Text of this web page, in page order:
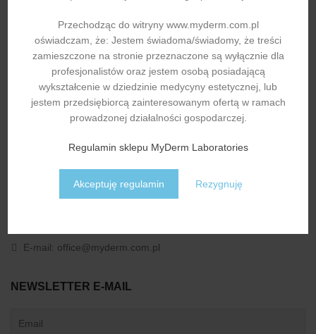
Przechodząc do witryny www.myderm.com.pl
oświadczam, że: Jestem świadoma/świadomy, że treści
zamieszczone na stronie przeznaczone są wyłącznie dla
profesjonalistów oraz jestem osobą posiadającą
wykształcenie w dziedzinie medycyny estetycznej, lub
jestem przedsiębiorcą zainteresowanym ofertą w ramach
prowadzonej działalności gospodarczej.
Regulamin sklepu MyDerm Laboratories
Akceptuję regulamin Rezygnuję
Pozostałe myjki i fotele fryzjerskie
1.099,01
Obecnie nasza firma jest jednym z najbardziej doświadczonych
E-mail: office@myderm.com.pl
NEWSLETTER E-MAIL